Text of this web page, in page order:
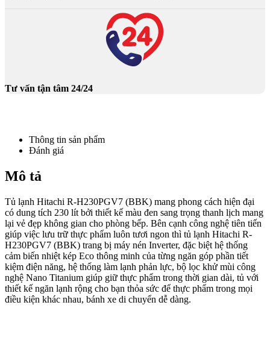
Tư vấn tận tâm 24/24
Thông tin sản phẩm
Đánh giá
Mô tả
Tủ lạnh Hitachi R-H230PGV7 (BBK) mang phong cách hiện đại
có dung tích 230 lít bởi thiết kế màu đen sang trọng thanh lịch mang
lại vẻ đẹp không gian cho phòng bếp. Bên cạnh công nghệ tiên tiến
giúp việc lưu trữ thực phẩm luôn tươi ngon thì tủ lạnh Hitachi R-
H230PGV7 (BBK) trang bị máy nén Inverter, đặc biệt hệ thống
cảm biến nhiệt kép Eco thông minh của từng ngăn góp phần tiết
kiệm điện năng, hệ thống làm lạnh phản lực, bộ lọc khử mùi công
nghệ Nano Titanium giúp giữ thực phẩm trong thời gian dài, tủ với
thiết kế ngăn lạnh rộng cho bạn thỏa sức để thực phẩm trong mọi
điều kiện khác nhau, bánh xe di chuyển dễ dàng.